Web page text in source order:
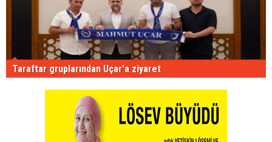
Taraftar gruplarından Uçar'a ziyaret